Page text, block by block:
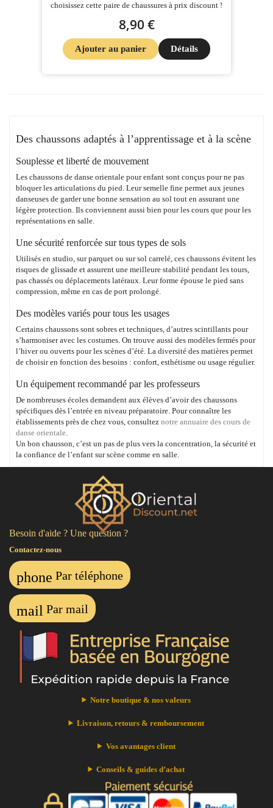
choisissez cette paire de chaussures à prix discount !
8,90 €
Ajouter au panier Détails
Des chaussons adaptés à l’apprentissage et à la scène
Souplesse et liberté de mouvement
Les chaussons de danse orientale pour enfant sont conçus pour ne pas
bloquer les articulations du pied. Leur semelle fine permet aux jeunes
danseuses de garder une bonne sensation au sol tout en assurant une
légère protection. Ils conviennent aussi bien pour les cours que pour les
représentations en salle.
Une sécurité renforcée sur tous types de sols
Utilisés en studio, sur parquet ou sur sol carrelé, ces chaussons évitent les
risques de glissade et assurent une meilleure stabilité pendant les tours,
pas chassés ou déplacements latéraux. Leur forme épouse le pied sans
compression, même en cas de port prolongé.
Des modèles variés pour tous les usages
Certains chaussons sont sobres et techniques, d’autres scintillants pour
s’harmoniser avec les costumes. On trouve aussi des modèles fermés pour
l’hiver ou ouverts pour les scènes d’été. La diversité des matières permet
de choisir en fonction des besoins : confort, esthétisme ou usage régulier.
Un équipement recommandé par les professeurs
De nombreuses écoles demandent aux élèves d’avoir des chaussons
spécifiques dès l’entrée en niveau préparatoire. Pour connaître les
établissements près de chez vous, consultez notre annuaire des cours de
danse orientale
Un bon chausson, c’est un pas de plus vers la concentration, la sécurité et
la confiance de l’enfant sur scène comme en salle.
Besoin d'aide ? Une question ?
Contactez-nous
phone Par téléphone
mail Par mail
Notre boutique & nos valeurs
Livraison, retours & remboursement
Vos avantages client
Conseils & guides d’achat